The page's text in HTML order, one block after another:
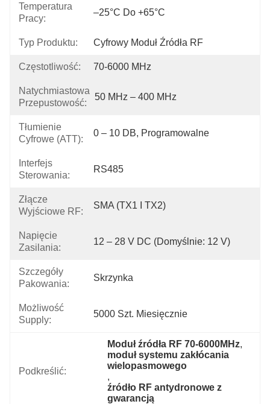
Temperatura
Pracy:
–25°C Do +65°C
Typ Produktu: Cyfrowy Moduł Źródła RF
Częstotliwość: 70-6000 MHz
Natychmiastowa
Przepustowość:
50 MHz – 400 MHz
Tłumienie
Cyfrowe (ATT):
0 – 10 DB, Programowalne
Interfejs
Sterowania:
RS485
Złącze
Wyjściowe RF:
SMA (TX1 I TX2)
Napięcie
Zasilania:
12 – 28 V DC (domyślnie: 12 V)
Szczegóły
Pakowania:
Skrzynka
Możliwość
Supply:
5000 Szt. Miesięcznie
Podkreślić:
Moduł źródła RF 70-6000MHz,
moduł systemu zakłócania
wielopasmowego
,
źródło RF antydronowe z
gwarancją